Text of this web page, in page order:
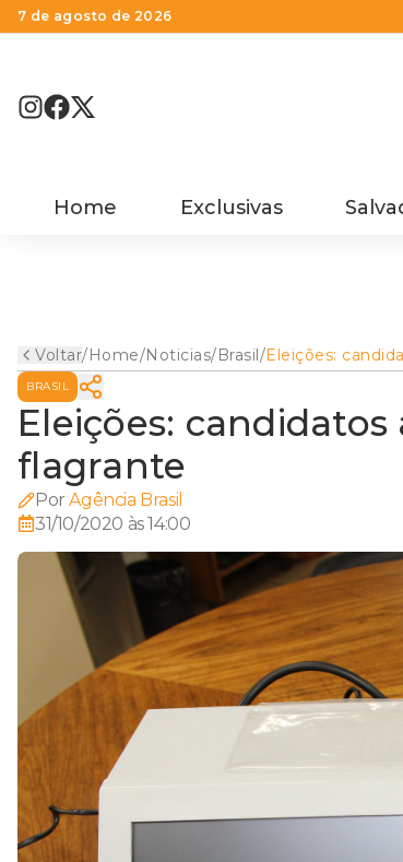
7 de agosto de 2026
Home Exclusivas
Voltar/Home/Noticias/Brasil/Eleições:
podem ser
BRASIL
Eleições:
flagrante
Por Agência Brasil
31/10/2020 às 14:00